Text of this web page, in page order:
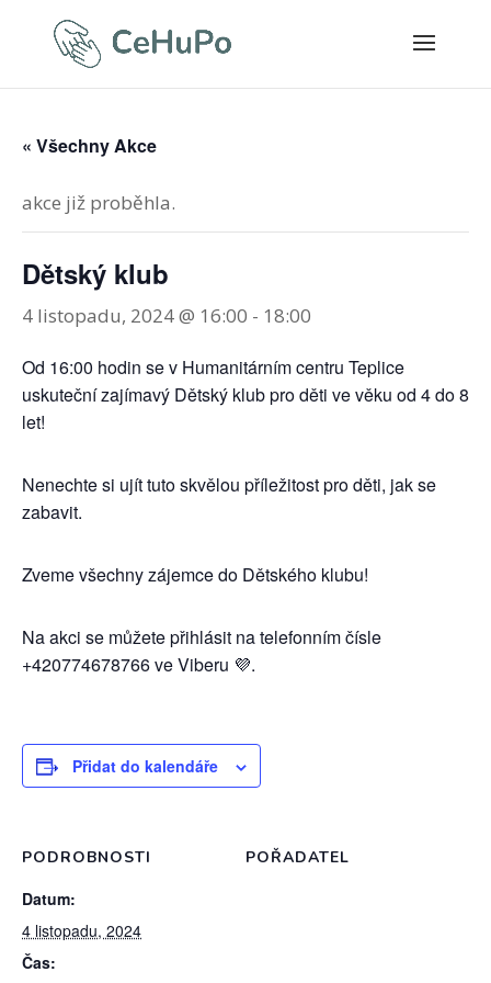
« Všechny Akce
akce již proběhla.
Dětský klub
4 listopadu, 2024 @ 16:00 - 18:00
Od 16:00 hodin se v Humanitárním centru Teplice
uskuteční zajímavý Dětský klub pro děti ve věku od 4 do 8
let!
Nenechte si ujít tuto skvělou příležitost pro děti, jak se
zabavit.
Zveme všechny zájemce do Dětského klubu!
Na akci se můžete přihlásit na telefonním čísle
+420774678766 ve Viberu 💜.
Přidat do kalendáře
PODROBNOSTI
Datum:
4 listopadu, 2024
Čas:
POŘADATEL